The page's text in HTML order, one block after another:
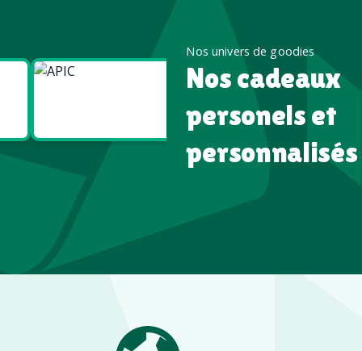
Goodies
High tech
Nos univers de goodies
Nos cadeaux
personels et
personnalisés